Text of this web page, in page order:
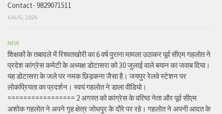
Contact- 9829071511
6 AUG, 2026
NEW
शिक्षकों के तबादले में रिश्वतखोरी का 6 वर्ष पुराना मामला उठाकर पूर्व सीएम गहलोत ने
प्रदेश कांग्रेस कमेटी के अध्यक्ष डोटासरा को 30 जुलाई वाले बयान का जवाब दिया।
यह डोटासरा के जले पर नमक छिड़कना जैसा है। जयपुर रेलवे स्टेशन पर
लोकप्रियता का प्रदर्शन। स्वयं गहलोत ने डाला वीडियो।
================= 2 अगस्त को कांग्रेस के वरिष्ठ नेता और पूर्व सीएम
अशोक गहलोत ने अपने गृह क्षेत्र जोधपुर के दौरे पर रहे। गहलोत ने अपनी आदत के